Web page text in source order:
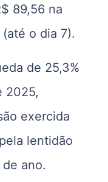
89,56 na
o dia 7).
de 25,3%
2025,
exercida
lentidão
ano.